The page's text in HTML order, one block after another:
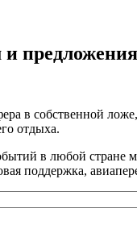
в собственной
отдыха.
в любой стране
поддержка,